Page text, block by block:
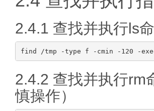
2.4.1 查找并执行ls
2.4.2 查找并执行rm
慎操作）